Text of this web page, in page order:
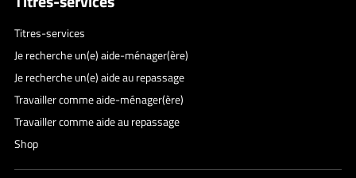
Titres-services
Je recherche un(e) aide-ménager(ère)
Je recherche un(e) aide au repassage
Travailler comme aide-ménager(ère)
Travailler comme aide au repassage
Shop